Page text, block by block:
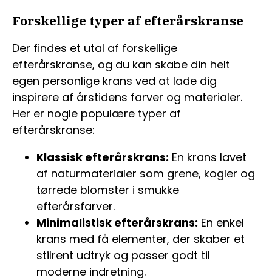
Forskellige typer af efterårskranse
Der findes et utal af forskellige
efterårskranse, og du kan skabe din helt
egen personlige krans ved at lade dig
inspirere af årstidens farver og materialer.
Her er nogle populære typer af
efterårskranse:
Klassisk efterårskrans: En krans lavet
af naturmaterialer som grene, kogler og
tørrede blomster i smukke
efterårsfarver.
Minimalistisk efterårskrans: En enkel
krans med få elementer, der skaber et
stilrent udtryk og passer godt til
moderne indretning.